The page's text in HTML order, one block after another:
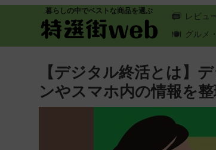
暮らしの中でベストな商品を選ぶ
レビュ
グルメ
【デジタル終活とは】
ンやスマホ内の情報を